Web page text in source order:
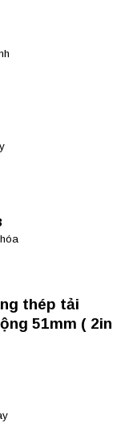
thép tải
51mm ( 2in